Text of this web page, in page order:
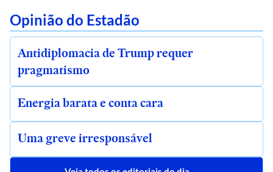
Opinião do Estadão
Antidiplomacia de Trump requer
pragmatismo
Energia barata e conta cara
Uma greve irresponsável